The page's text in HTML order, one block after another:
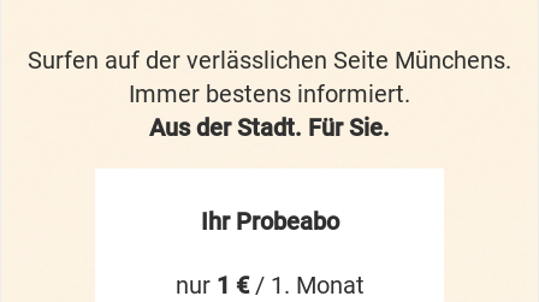
Surfen auf der verlässlichen Seite Münchens.
Immer bestens informiert.
Aus der Stadt. Für Sie.
Ihr Probeabo
nur 1 €/ 1. Monat